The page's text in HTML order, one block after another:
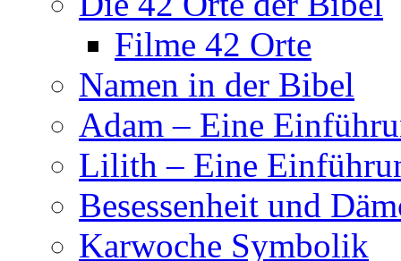
Filme 42 Orte
Namen in der Bibel
Adam – Eine
Lilith – Eine
Besessenheit und
Karwoche Symbolik